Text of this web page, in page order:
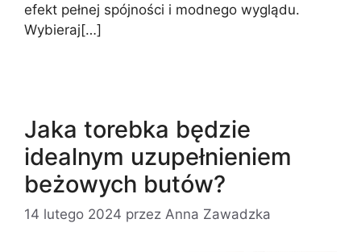
efekt pełnej spójności i modnego wyglądu.
Wybieraj[…]
Jaka torebka będzie
idealnym uzupełnieniem
beżowych butów?
14 lutego 2024 przez Anna Zawadzka